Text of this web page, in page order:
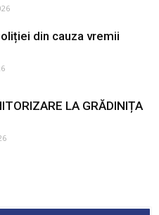
din cauza vremii
LA GRĂDINIȚA